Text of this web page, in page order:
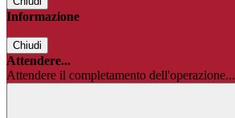
Informazione
Chiudi
Attendere...
Attendere il completamento dell'operazione...